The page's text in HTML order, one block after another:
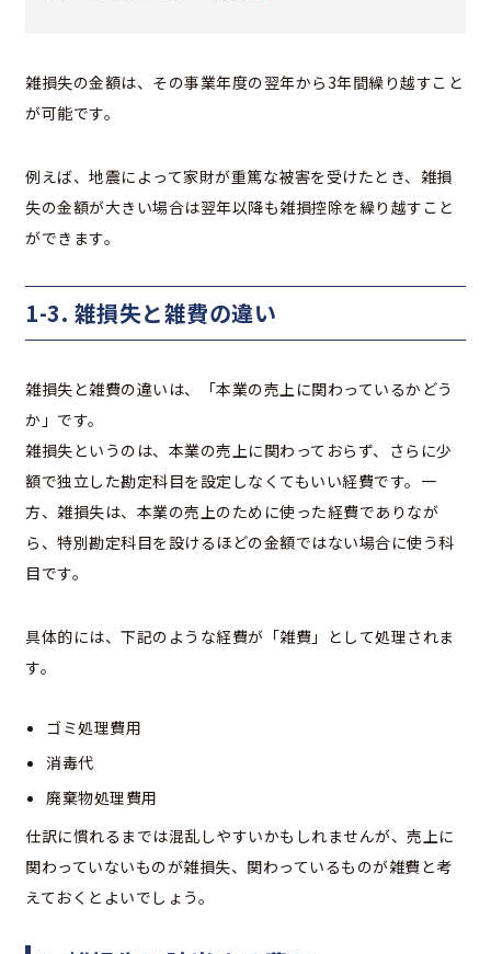
雑損失の金額は、その事業年度の翌年から3年間繰り越すこと
が可能です。
例えば、地震によって家財が重篤な被害を受けたとき、雑損
失の金額が大きい場合は翌年以降も雑損控除を繰り越すこと
ができます。
1-3. 雑損失と雑費の違い
雑損失と雑費の違いは、「本業の売上に関わっているかどう
か」です。
雑損失というのは、本業の売上に関わっておらず、さらに少
額で独立した勘定科目を設定しなくてもいい経費です。一
方、雑損失は、本業の売上のために使った経費でありなが
ら、特別勘定科目を設けるほどの金額ではない場合に使う科
目です。
具体的には、下記のような経費が「雑費」として処理されま
す。
ゴミ処理費用
消毒代
廃棄物処理費用
仕訳に慣れるまでは混乱しやすいかもしれませんが、売上に
関わっていないものが雑損失、関わっているものが雑費と考
えておくとよいでしょう。